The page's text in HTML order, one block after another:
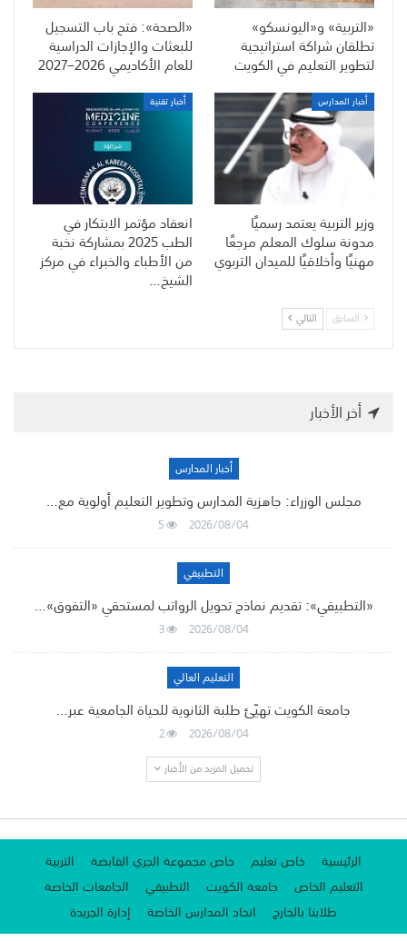
«التربية» و«اليونسكو»
تطلقان شراكة استراتيجية
لتطوير التعليم في الكويت
«الصحة»: فتح باب التسجيل
للبعثات والإجازات الدراسية
للعام الأكاديمي 2026–2027
أخبار المدارس
وزير التربية يعتمد رسميًا
مدونة سلوك المعلم مرجعًا
مهنيًا وأخلاقيًا للميدان التربوي
أخبار تقنية
انعقاد مؤتمر الابتكار في
الطب 2025 بمشاركة نخبة
من الأطباء والخبراء في مركز
الشيخ…
السابق التالي
أخر الأخبار
أخبار المدارس
مجلس الوزراء: جاهزية المدارس وتطوير التعليم أولوية مع…
2026/08/04
5
التطبيقي
«التطبيقي»: تقديم نماذج تحويل الرواتب لمستحقي «التفوق»…
2026/08/04
3
التعليم العالي
جامعة الكويت تهيّئ طلبة الثانوية للحياة الجامعية عبر…
2026/08/04
2
تحميل المزيد من الأخبار
الرئيسية خاص تعليم خاص مجموعة الجري القابضة
التربية
التعليم الخاص
جامعة الكويت التطبيقي
الجامعات الخاصة
طلابنا بالخارج
اتحاد المدارس الخاصة إدارة الجريدة